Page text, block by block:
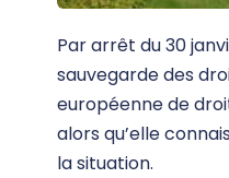
Par arrêt du 30
sauvegarde des
européenne de
alors qu’elle
la situation.